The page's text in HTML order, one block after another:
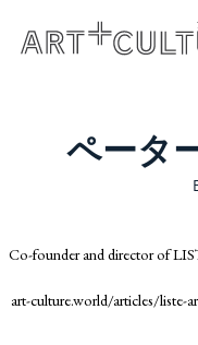
ペータ
Co-founder and director of
art-culture.world/articles/liste-